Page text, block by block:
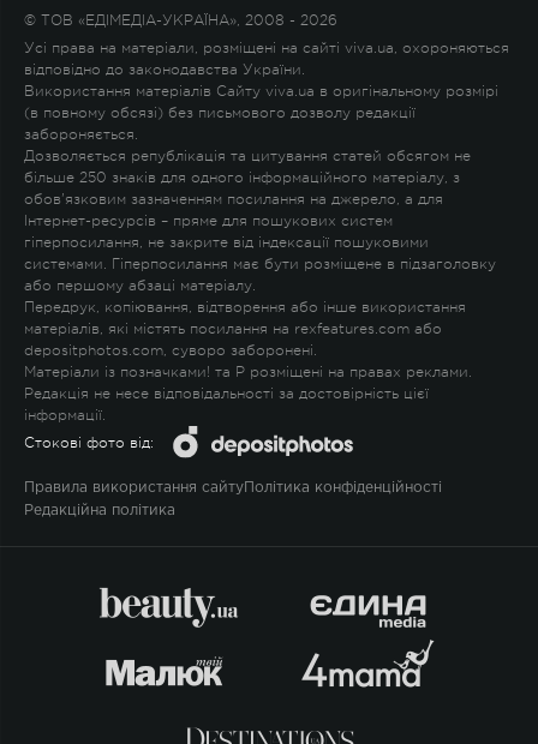
© ТОВ «ЕДІМЕДІА-УКРАЇНА», 2008 - 2026
Усі права на матеріали, розміщені на сайті viva.ua, охороняються
відповідно до законодавства України.
Використання матеріалів Сайту viva.ua в оригінальному розмірі
(в повному обсязі) без письмового дозволу редакції
забороняється.
Дозволяється републікація та цитування статей обсягом не
більше 250 знаків для одного інформаційного матеріалу, з
обов'язковим зазначенням посилання на джерело, а для
Інтернет-ресурсів – пряме для пошукових систем
гіперпосилання, не закрите від індексації пошуковими
системами. Гіперпосилання має бути розміщене в підзаголовку
або першому абзаці матеріалу.
Передрук, копіювання, відтворення або інше використання
матеріалів, які містять посилання на rexfeatures.com або
depositphotos.com, суворо заборонені.
Матеріали із позначками! та P розміщені на правах реклами.
Редакція не несе відповідальності за достовірність цієї
інформації.
Стокові фото від:
Правила використання сайту Політика конфіденційності
Редакційна політика